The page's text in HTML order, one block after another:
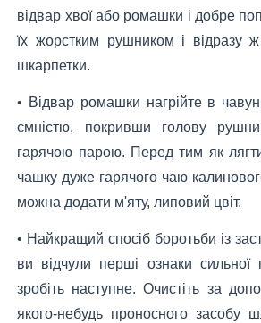
відвар хвої або ромашки і добре
їх жорстким рушником і відразу ж
шкарпетки.
• Відвар ромашки нагрійте в
ємністю, покривши голову
гарячою парою. Перед тим як
чашку дуже гарячого чаю
можна додати м'яту, липовий цвіт.
• Найкращий спосіб боротьби із
ви відчули перші ознаки сильної
зробіть наступне. Очистіть за
якого-небудь проносного засобу